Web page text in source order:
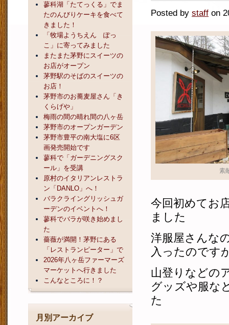
Posted by staff on
素
今回初めてお
ました
洋服屋さんな
入ったのです
山登りなどの
グッズや服な
た
蓼科湖「たてっくる」でま
たのんびりケーキを食べて
きました！
「牧場ようちえん ぽっ
こ」に寄ってみました
またまた茅野にスイーツの
お店がオープン
茅野駅のそばのスイーツの
お店！
茅野市のお蕎麦屋さん「き
くらげや」
梅雨の間の晴れ間の八ヶ岳
茅野市のオープンガーデン
茅野市豊平の南大塩に6区
画発売開始です
蓼科で「ガーデニングスク
ール」を受講
原村のイタリアンレストラ
ン「DANLO」へ！
バラクライングリッシュガ
ーデンのイベントへ！
蓼科でバラが咲き始めまし
た
薔薇が満開！茅野にある
「レストランピーター」で
2026年八ヶ岳ファーマーズ
マーケットへ行きました
こんなところに！？
月別アーカイブ